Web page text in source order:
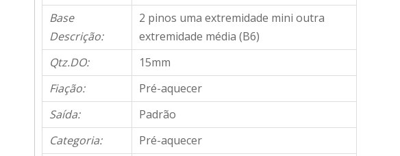
Base
Descrição:
2 pinos uma extremidade mini outra
extremidade média (B6)
Qtz.DO:
15mm
Fiação:
Pré-aquecer
Saída:
Padrão
Categoria:
Pré-aquecer